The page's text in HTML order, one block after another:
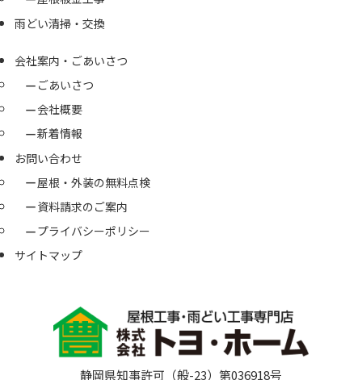
静岡県知事許可（般-23）第036918号
雨どい清掃・交換
会社案内・ごあいさつ
ごあいさつ
会社概要
新着情報
お問い合わせ
屋根・外装の無料点検
資料請求のご案内
プライバシーポリシー
サイトマップ